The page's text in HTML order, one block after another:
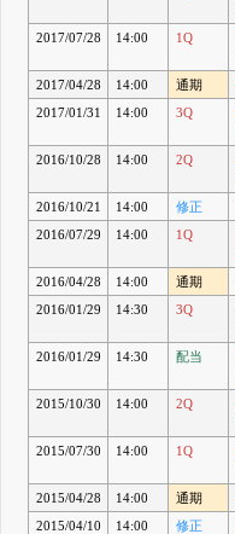
2017/07/28
14:00 1Q
2017/04/28
14:00 通期
2017/01/31
14:00 3Q
2016/10/28
14:00 2Q
2016/10/21
14:00 修正
2016/07/29
14:00 1Q
2016/04/28
14:00 通期
2016/01/29
14:30 3Q
2016/01/29
14:30 配当
2015/10/30
14:00 2Q
2015/07/30
14:00 1Q
2015/04/28
14:00 通期
2015/04/10
14:00 修正